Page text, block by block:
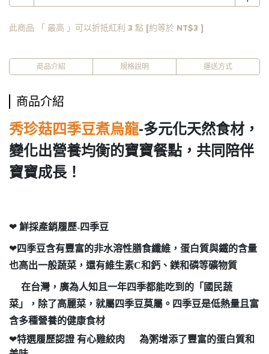
此商品 「 最高 」可以折抵紅利 3 點 (約等於 NT$3 )
商品介紹 規格說明 運送方式
商品介紹
秀珍菇四季豆煮烏龍-多元化天然食材，
變化出營養均衡的寶寶餐點，共同陪伴
寶寶成長！
❤ 鮮採產銷履歷-四季豆
❤四季豆含有豐富的非水溶性膳食纖維，蛋白質與鐵的含量
也高出一般蔬菜，還有維生素C和鈣、鎂和磷等礦物質
在台灣，廣為人知且一年四季都能吃到的「國民蔬
菜」，除了高麗菜，就屬四季豆莫屬。 四季豆是低熱量且富
含多種營養的健康食材
❤特選履歷認證 有心雞絞肉 為粥增添了豐富的蛋白質和